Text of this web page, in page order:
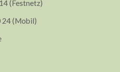
(Festnetz)
24 (Mobil)